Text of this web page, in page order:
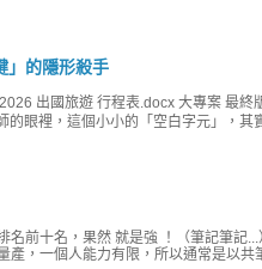
」的隱形殺手
出國旅遊 行程表.docx 大專案 最
眼裡，這個小小的「空白字元」，其
名前十名，果然 就是強 ！（筆記筆記
產，一個人能力有限，所以通常是以